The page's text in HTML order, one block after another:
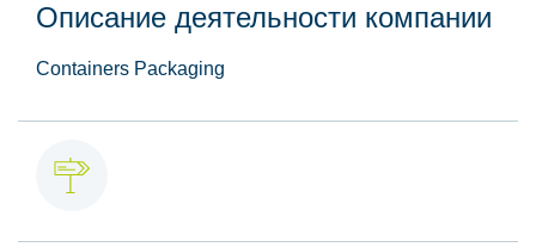
Описание деятельности компании
Containers Packaging